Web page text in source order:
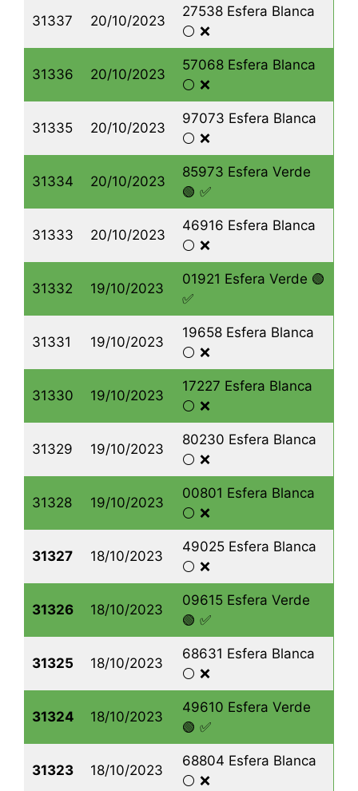
31337 20/10/2023
27538 Esfera Blanca
⚪️ ❌
31336 20/10/2023
57068 Esfera Blanca
⚪️ ❌
31335 20/10/2023
97073 Esfera Blanca
⚪️ ❌
31334 20/10/2023
85973 Esfera Verde
🟢 ✅
31333 20/10/2023
46916 Esfera Blanca
⚪️ ❌
31332 19/10/2023
01921 Esfera Verde 🟢
✅
31331 19/10/2023
19658 Esfera Blanca
⚪️ ❌
31330 19/10/2023
17227 Esfera Blanca
⚪️ ❌
31329 19/10/2023
80230 Esfera Blanca
⚪️ ❌
31328 19/10/2023
00801 Esfera Blanca
⚪️ ❌
31327 18/10/2023
49025 Esfera Blanca
⚪️ ❌
31326 18/10/2023
09615 Esfera Verde
🟢 ✅
31325 18/10/2023
68631 Esfera Blanca
⚪️ ❌
31324 18/10/2023
49610 Esfera Verde
🟢 ✅
31323 18/10/2023
68804 Esfera Blanca
⚪️ ❌